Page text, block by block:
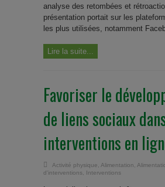
analyse des retombées et
présentation portait sur les
les plus utilisées, notamment
Lire la suite...
Favoriser le
de liens sociaux
interventions en
Activité physique Alimentation
d'interventions
Interventions